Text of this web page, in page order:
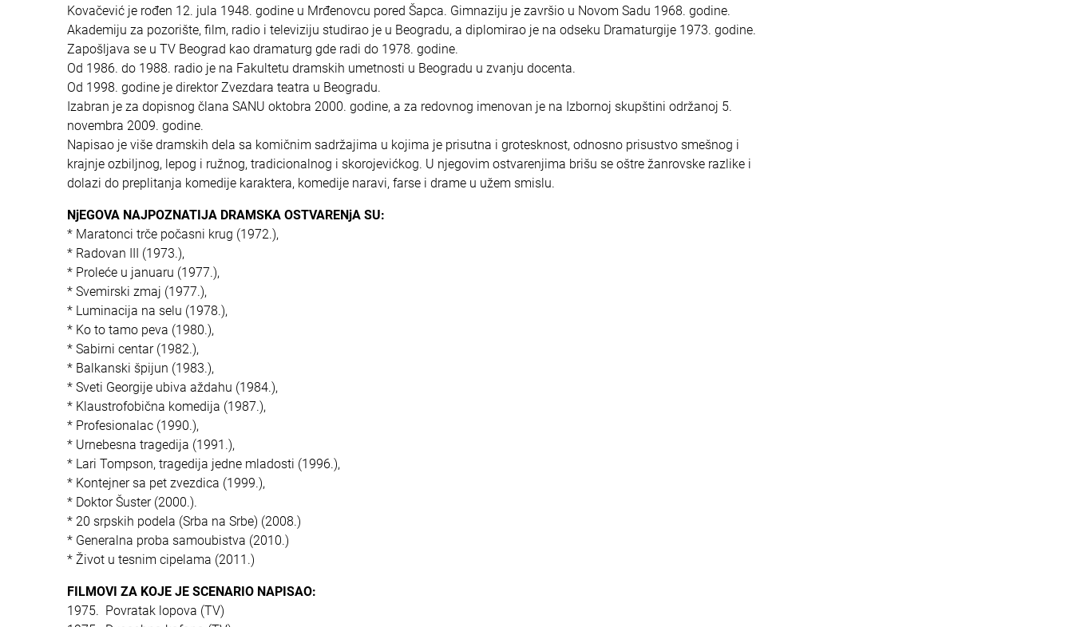
Kovačević je rođen 12. jula 1948. godine u Mrđenovcu pored Šapca. Gimnaziju je završio u Novom Sadu 1968. godine.
Akademiju za pozorište, film, radio i televiziju studirao je u Beogradu, a diplomirao je na odseku Dramaturgije 1973. godine.
Zapošljava se u TV Beograd kao dramaturg gde radi do 1978. godine.
Od 1986. do 1988. radio je na Fakultetu dramskih umetnosti u Beogradu u zvanju docenta.
Od 1998. godine je direktor Zvezdara teatra u Beogradu.
Izabran je za dopisnog člana SANU oktobra 2000. godine, a za redovnog imenovan je na Izbornoj skupštini održanoj 5.
novembra 2009. godine.
Napisao je više dramskih dela sa komičnim sadržajima u kojima je prisutna i grotesknost, odnosno prisustvo smešnog i
krajnje ozbiljnog, lepog i ružnog, tradicionalnog i skorojevićkog. U njegovim ostvarenjima brišu se oštre žanrovske razlike i
dolazi do preplitanja komedije karaktera, komedije naravi, farse i drame u užem smislu.
NjEGOVA NAJPOZNATIJA DRAMSKA OSTVARENjA SU:
* Maratonci trče počasni krug (1972.),
* Radovan III (1973.),
* Proleće u januaru (1977.),
* Svemirski zmaj (1977.),
* Luminacija na selu (1978.),
* Ko to tamo peva (1980.),
* Sabirni centar (1982.),
* Balkanski špijun (1983.),
* Sveti Georgije ubiva aždahu (1984.),
* Klaustrofobična komedija (1987.),
* Profesionalac (1990.),
* Urnebesna tragedija (1991.),
* Lari Tompson, tragedija jedne mladosti (1996.),
* Kontejner sa pet zvezdica (1999.),
* Doktor Šuster (2000.).
* 20 srpskih podela (Srba na Srbe) (2008.)
* Generalna proba samoubistva (2010.)
* Život u tesnim cipelama (2011.)
FILMOVI ZA KOJE JE SCENARIO NAPISAO:
1975. Povratak lopova (TV)